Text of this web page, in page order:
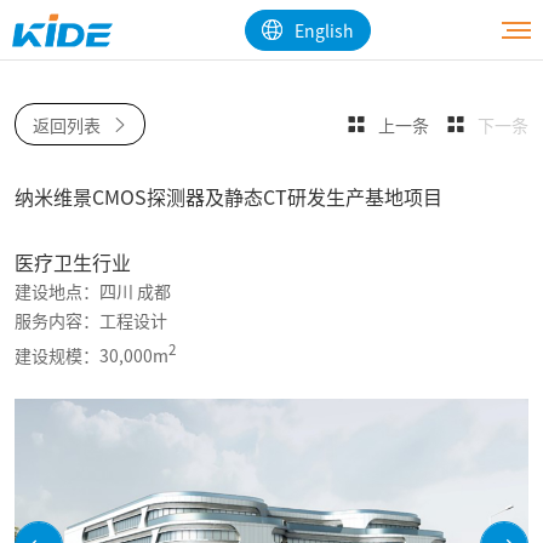
English
返回列表 上一条 下一条
纳米维景CMOS探测器及静态CT研发生产基地项目
医疗卫生行业
建设地点：四川 成都
服务内容：工程设计
建设规模：30,000m2